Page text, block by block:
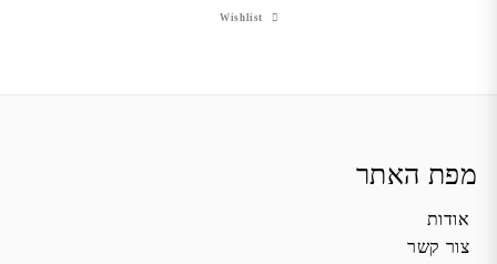
Wishlist
מפת האתר
אודות
צור קשר